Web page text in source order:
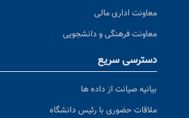
معاونت اداری مالی
معاونت فرهنگی و دانشجویی
دسترسی سریع
بیانیه صیانت از داده ها
ملاقات حضوری با رئیس دانشگاه